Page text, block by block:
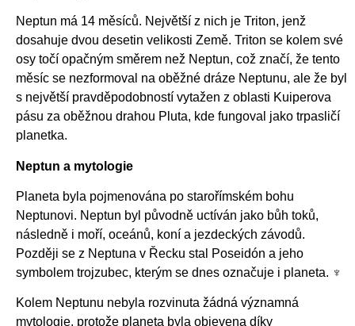
Neptun má 14 měsíců. Největší z nich je Triton, jenž
dosahuje dvou desetin velikosti Země. Triton se kolem své
osy točí opačným směrem než Neptun, což značí, že tento
měsíc se nezformoval na oběžné dráze Neptunu, ale že byl
s největší pravděpodobností vytažen z oblasti Kuiperova
pásu za oběžnou drahou Pluta, kde fungoval jako trpasličí
planetka.
Neptun a mytologie
Planeta byla pojmenována po starořímském bohu
Neptunovi. Neptun byl původně uctíván jako bůh toků,
následně i moří, oceánů, koní a jezdeckých závodů.
Později se z Neptuna v Řecku stal Poseidón a jeho
symbolem trojzubec, kterým se dnes označuje i planeta. ♆
Kolem Neptunu nebyla rozvinuta žádná významná
mytologie, protože planeta byla objevena díky